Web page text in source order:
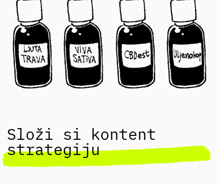
Složi si kontent
strategiju